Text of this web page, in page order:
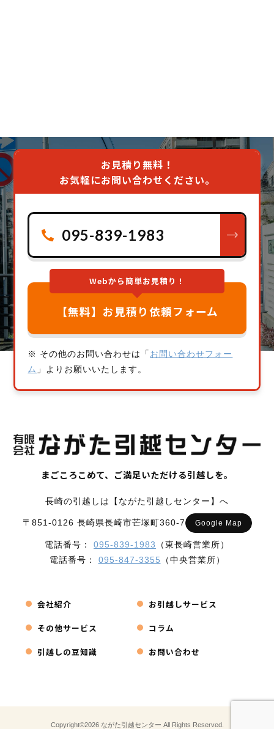
お見積り無料！
お気軽にお問い合わせください。
095-839-1983
Webから簡単お見積り！
【無料】お見積り依頼フォーム
※ その他のお問い合わせは「 お問い合わせフォー
ム 」よりお願いいたします。
まごころこめて、ご満足いただける引越しを。
長崎の引越しは【ながた引越しセンター】へ
〒851-0126 長崎県長崎市芒塚町360-7 Google Map
電話番号： 095-839-1983
（東長崎営業所）
電話番号： 095-847-3355 （中央営業所）
会社紹介 お引越しサービス
その他サービス コラム
引越しの豆知識 お問い合わせ
Copyright©2026 ながた引越センター All Rights Reserved.